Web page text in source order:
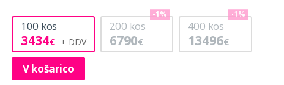
100 kos
3434€
200 kos
6790€
-1%
400 kos
13496€
-1%
V košarico